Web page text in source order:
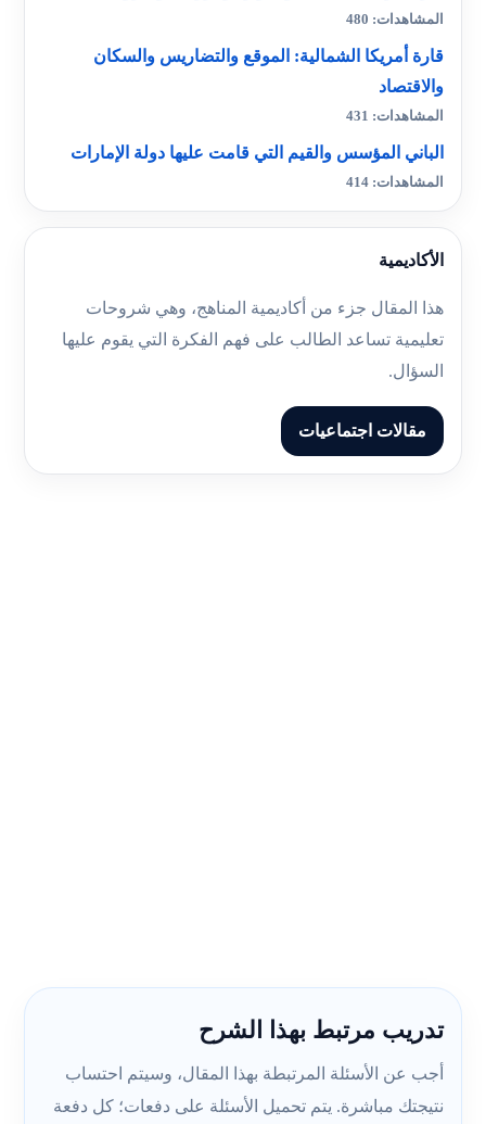
المشاهدات: 480
قارة أمريكا الشمالية: الموقع والتضاريس والسكان
والاقتصاد
المشاهدات: 431
الباني المؤسس والقيم التي قامت عليها دولة الإمارات
المشاهدات: 414
الأكاديمية
هذا المقال جزء من أكاديمية المناهج، وهي شروحات
تعليمية تساعد الطالب على فهم الفكرة التي يقوم عليها
السؤال.
مقالات اجتماعيات
تدريب مرتبط بهذا الشرح
أجب عن الأسئلة المرتبطة بهذا المقال، وسيتم احتساب
نتيجتك مباشرة. يتم تحميل الأسئلة على دفعات؛ كل دفعة